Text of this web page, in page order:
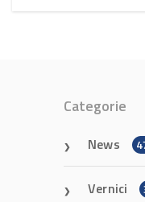
Categorie
News
Vernici